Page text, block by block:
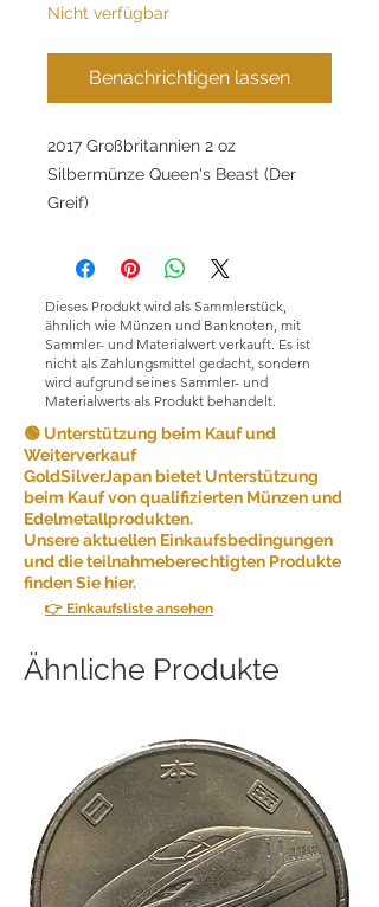
Nicht verfügbar
Benachrichtigen lassen
2017 Großbritannien 2 oz
Silbermünze Queen's Beast (Der
Greif)
Dieses Produkt wird als Sammlerstück,
ähnlich wie Münzen und Banknoten, mit
Sammler- und Materialwert verkauft. Es ist
nicht als Zahlungsmittel gedacht, sondern
wird aufgrund seines Sammler- und
Materialwerts als Produkt behandelt.
🟢 Unterstützung beim Kauf und
Weiterverkauf
GoldSilverJapan bietet Unterstützung
beim Kauf von qualifizierten Münzen und
Edelmetallprodukten.
Unsere aktuellen Einkaufsbedingungen
und die teilnahmeberechtigten Produkte
finden Sie hier.
👉 Einkaufsliste ansehen
Ähnliche Produkte